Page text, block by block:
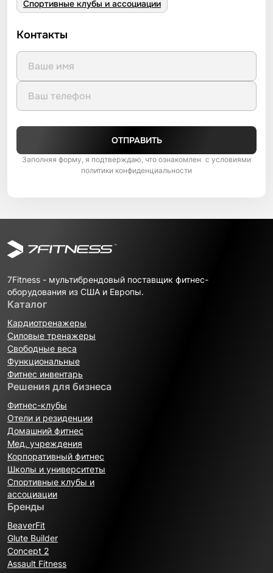
Спортивные клубы и ассоциации
Контакты
ОТПРАВИТЬ
Заполняя форму, я подтверждаю, что ознакомлен с условиями
политики конфиденциальности
7Fitness - мультибрендовый поставщик фитнес-
оборудования из США и Европы.
Каталог
Кардиотренажеры
Силовые тренажеры
Свободные веса
Функциональные
Фитнес инвентарь
Решения для бизнеса
Фитнес-клубы
Отели и резиденции
Домашний фитнес
Мед. учреждения
Корпоративный фитнес
Школы и университеты
Спортивные клубы и
ассоциации
Бренды
BeaverFit
Glute Builder
Concept 2
Assault Fitness